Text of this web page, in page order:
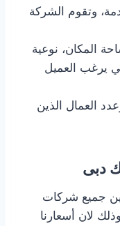
وتقوم الشركة
المكان، نوعية
يرغب العميل
العمال الذين
دبى
جميع شركات
لان أسعارنا